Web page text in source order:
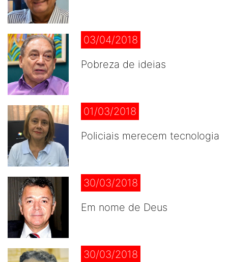
03/04/2018
Pobreza de ideias
01/03/2018
Policiais merecem tecnologia
30/03/2018
Em nome de Deus
30/03/2018